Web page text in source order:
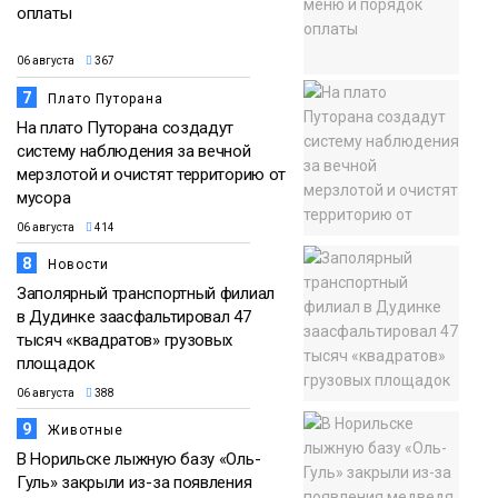
оплаты
06 августа 367
7 Плато Путорана
На плато Путорана создадут
систему наблюдения за вечной
мерзлотой и очистят территорию от
мусора
06 августа 414
8 Новости
Заполярный транспортный филиал
в Дудинке заасфальтировал 47
тысяч «квадратов» грузовых
площадок
06 августа 388
9 Животные
В Норильске лыжную базу «Оль-
Гуль» закрыли из-за появления